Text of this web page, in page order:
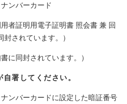
ンバーカード
者証明用電子証明書 照会書 兼 回
されています。）
に同封されています。）
署してください。
ンバーカードに設定した暗証番号